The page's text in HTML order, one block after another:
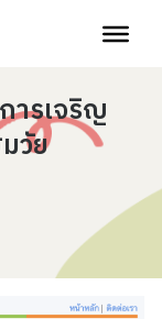
ารเจริญ
วัย